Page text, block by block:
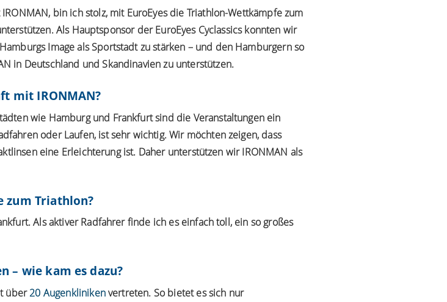
bin ich stolz, mit EuroEyes die Triathlon-Wettkämpfe zum
Als Hauptsponsor der EuroEyes Cyclassics konnten wir
Image als Sportstadt zu stärken – und den Hamburgern so
in Deutschland und Skandinavien zu unterstützen.
mit IRONMAN?
wie Hamburg und Frankfurt sind die Veranstaltungen ein
oder Laufen, ist sehr wichtig. Wir möchten zeigen, dass
eine Erleichterung ist. Daher unterstützen wir IRONMAN als
zum Triathlon?
Als aktiver Radfahrer finde ich es einfach toll, ein so großes
– wie kam es dazu?
über20 Augenklinikenvertreten. So bietet es sich nur